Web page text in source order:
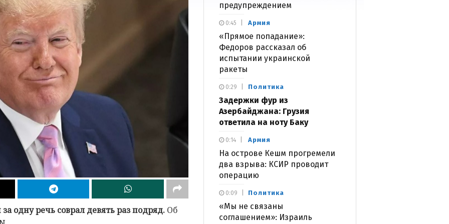
одну речь соврал девять раз подряд. Об
предупреждением
Армия
«Прямое попадание»:
Федоров рассказал об
испытании украинской
ракеты
0:45
Политика
Задержки фур из
Азербайджана: Грузия
ответила на ноту Баку
0:29
Армия
На острове Кешм прогремели
два взрыва: КСИР проводит
операцию
0:14
Политика
«Мы не связаны
соглашением»: Израиль
0:09